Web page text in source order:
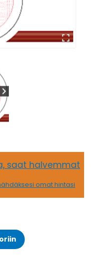
saat halvemmat
omat hintasi